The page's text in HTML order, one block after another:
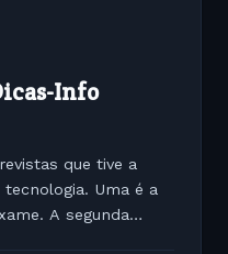
Info
que tive a
Uma é a